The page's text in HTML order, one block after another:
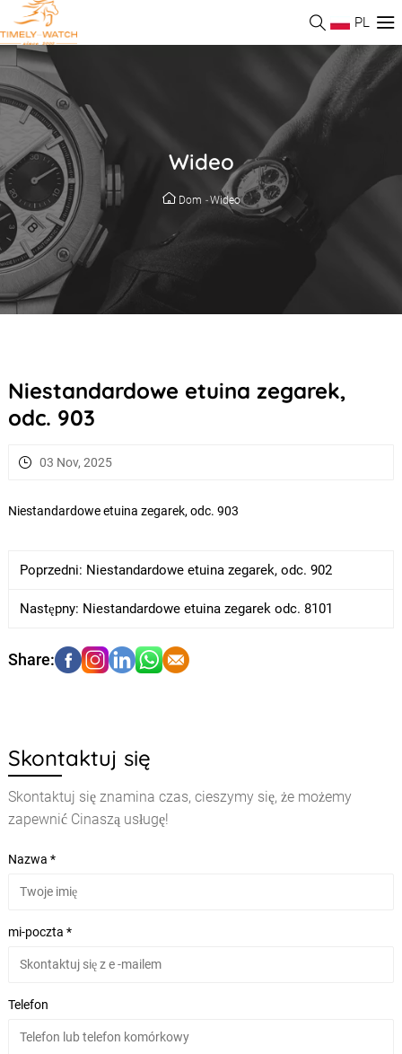
PL
Wideo
Dom - Wideo
Niestandardowe etuina zegarek,
odc. 903
03 Nov, 2025
Niestandardowe etuina zegarek, odc. 903
Poprzedni: Niestandardowe etuina zegarek, odc. 902
Następny: Niestandardowe etuina zegarek odc. 8101
Skontaktuj się
Skontaktuj się znamina czas, cieszymy się, że możemy
zapewnić Cinaszą usługę!
Nazwa *
mi-poczta *
Telefon